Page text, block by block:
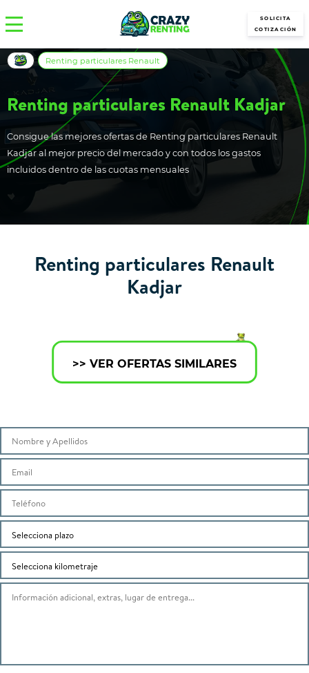
SOLICITA
COTIZACIÓN
Renting particulares Renault Kadjar
Consigue las mejores ofertas de Renting particulares Renault
Kadjar al mejor precio del mercado y con todos los gastos
incluidos dentro de las cuotas mensuales
Renting particulares Renault
Renting particulares Renault
Kadjar
>> VER OFERTAS SIMILARES